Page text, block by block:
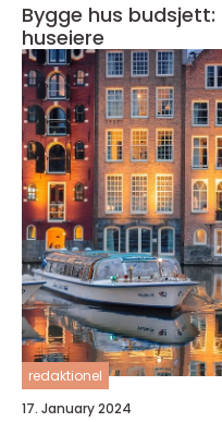
Bygge hus budsjett:
huseiere
redaktionel
17. January 2024